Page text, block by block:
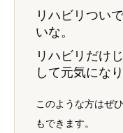
リハビリつい
いな。
リハビリだけ
して元気にな
このような方はぜ
もできます。